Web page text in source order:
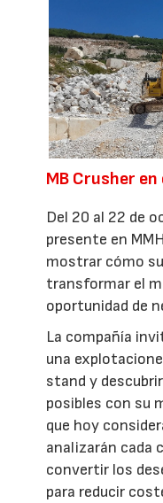
MB Crusher
Del 20 al 22 de
presente en
mostrar cómo
transformar el
oportunidad de
La compañía
una
stand y
posibles con su
que hoy
analizarán cada
convertir los
para reducir